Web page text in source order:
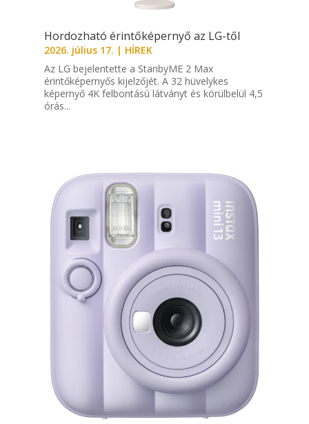
Hordozható érintőképernyő az LG-től
2026. július 17. | HÍREK
Az LG bejelentette a StanbyME 2 Max
érintőképernyős kijelzőjét. A 32 hüvelykes
képernyő 4K felbontású látványt és körülbelül 4,5
órás...